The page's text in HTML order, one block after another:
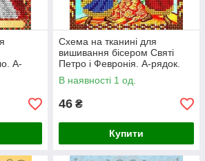
А-
Схема на тканині для
вишивання бісером Святі
Петро і Февронія. А-рядок.
В наявності 1 од.
46 ₴
Купити